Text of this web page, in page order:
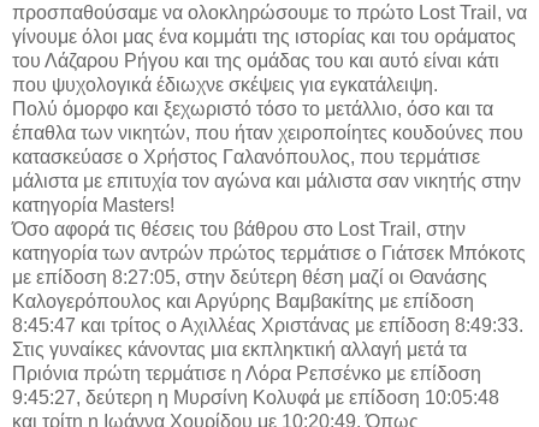
προσπαθούσαμε να ολοκληρώσουμε το πρώτο Lost Trail, να
γίνουμε όλοι μας ένα κομμάτι της ιστορίας και του οράματος
του Λάζαρου Ρήγου και της ομάδας του και αυτό είναι κάτι
που ψυχολογικά έδιωχνε σκέψεις για εγκατάλειψη.
Πολύ όμορφο και ξεχωριστό τόσο το μετάλλιο, όσο και τα
έπαθλα των νικητών, που ήταν χειροποίητες κουδούνες που
κατασκεύασε ο Χρήστος Γαλανόπουλος, που τερμάτισε
μάλιστα με επιτυχία τον αγώνα και μάλιστα σαν νικητής στην
κατηγορία Masters!
Όσο αφορά τις θέσεις του βάθρου στο Lost Trail, στην
κατηγορία των αντρών πρώτος τερμάτισε ο Γιάτσεκ Μπόκοτς
με επίδοση 8:27:05, στην δεύτερη θέση μαζί οι Θανάσης
Καλογερόπουλος και Αργύρης Βαμβακίτης με επίδοση
8:45:47 και τρίτος ο Αχιλλέας Χριστάνας με επίδοση 8:49:33.
Στις γυναίκες κάνοντας μια εκπληκτική αλλαγή μετά τα
Πριόνια πρώτη τερμάτισε η Λόρα Ρεπσένκο με επίδοση
9:45:27, δεύτερη η Μυρσίνη Κολυφά με επίδοση 10:05:48
και τρίτη η Ιωάννα Χουρίδου με 10:20:49. Όπως